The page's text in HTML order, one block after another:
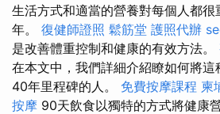
生活方式和適當的營養對每個人都
年。 復健師證照 鬆筋堂 護照代辦
是改善體重控制和健康的有效方法。
在本文中，我們詳細介紹瞭如何將
40年里程碑的人。 免費按摩課程 柬
按摩 90天飲食以獨特的方式將健康